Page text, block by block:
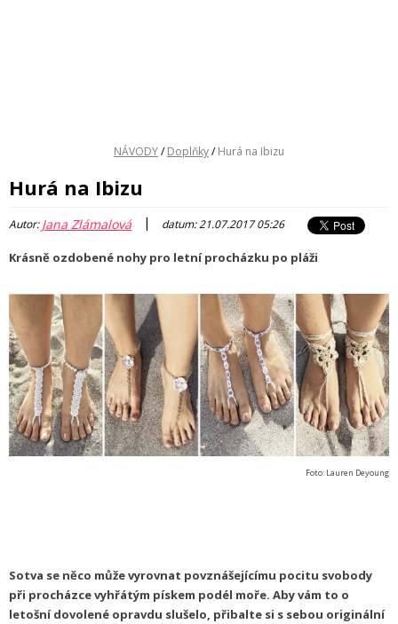
NÁVODY/ Doplňky/ Hurá na Ibizu
Hurá na Ibizu
Autor:Jana Zlámalová | datum: 21.07.2017 05:26
Krásně ozdobené nohy pro letní procházku po pláži
Foto: Lauren Deyoung
Sotva se něco může vyrovnat povznášejícímu pocitu svobody
při procházce vyhřátým pískem podél moře. Aby vám to o
letošní dovolené opravdu slušelo, přibalte si s sebou originální